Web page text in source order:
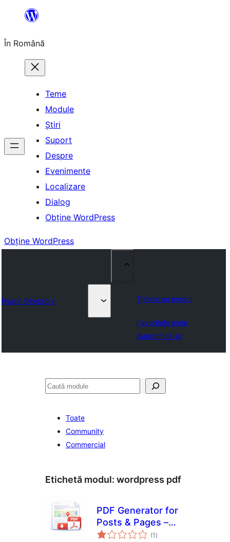
conținut
În Română
Teme
Module
Știri
Suport
Despre
Evenimente
Localizare
Dialog
Obține WordPress
Obține WordPress
Plugin Directory Trimite un modul
Favoritele mele
Autentifică-te
Caută
Toate
Community
Commercial
Etichetă modul: wordpress pdf
PDF Generator for
Posts & Pages –
Export Any Post
(1 total
aprecieri
)